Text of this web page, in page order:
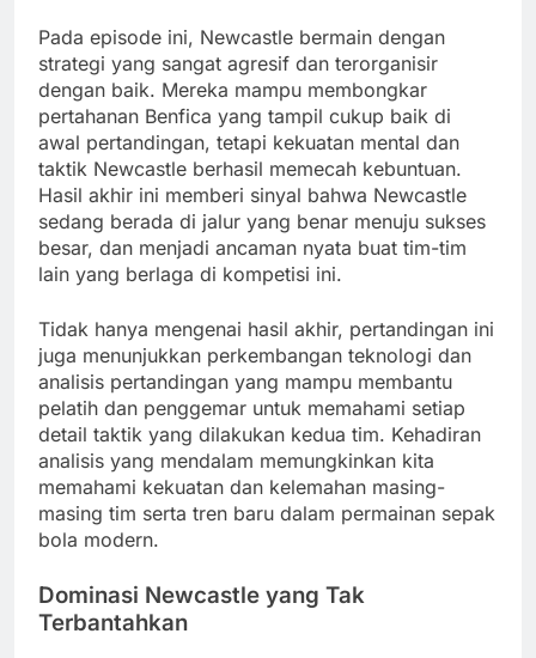
Pada episode ini, Newcastle bermain dengan
strategi yang sangat agresif dan terorganisir
dengan baik. Mereka mampu membongkar
pertahanan Benfica yang tampil cukup baik di
awal pertandingan, tetapi kekuatan mental dan
taktik Newcastle berhasil memecah kebuntuan.
Hasil akhir ini memberi sinyal bahwa Newcastle
sedang berada di jalur yang benar menuju sukses
besar, dan menjadi ancaman nyata buat tim-tim
lain yang berlaga di kompetisi ini.
Tidak hanya mengenai hasil akhir, pertandingan ini
juga menunjukkan perkembangan teknologi dan
analisis pertandingan yang mampu membantu
pelatih dan penggemar untuk memahami setiap
detail taktik yang dilakukan kedua tim. Kehadiran
analisis yang mendalam memungkinkan kita
memahami kekuatan dan kelemahan masing-
masing tim serta tren baru dalam permainan sepak
bola modern.
Dominasi Newcastle yang Tak
Terbantahkan